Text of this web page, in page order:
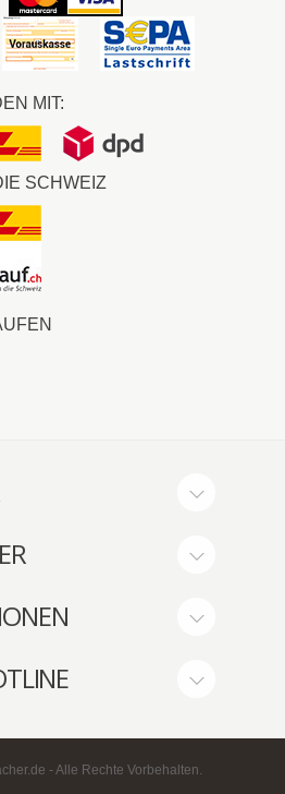
MIT:
SCHWEIZ
- Alle Rechte Vorbehalten.